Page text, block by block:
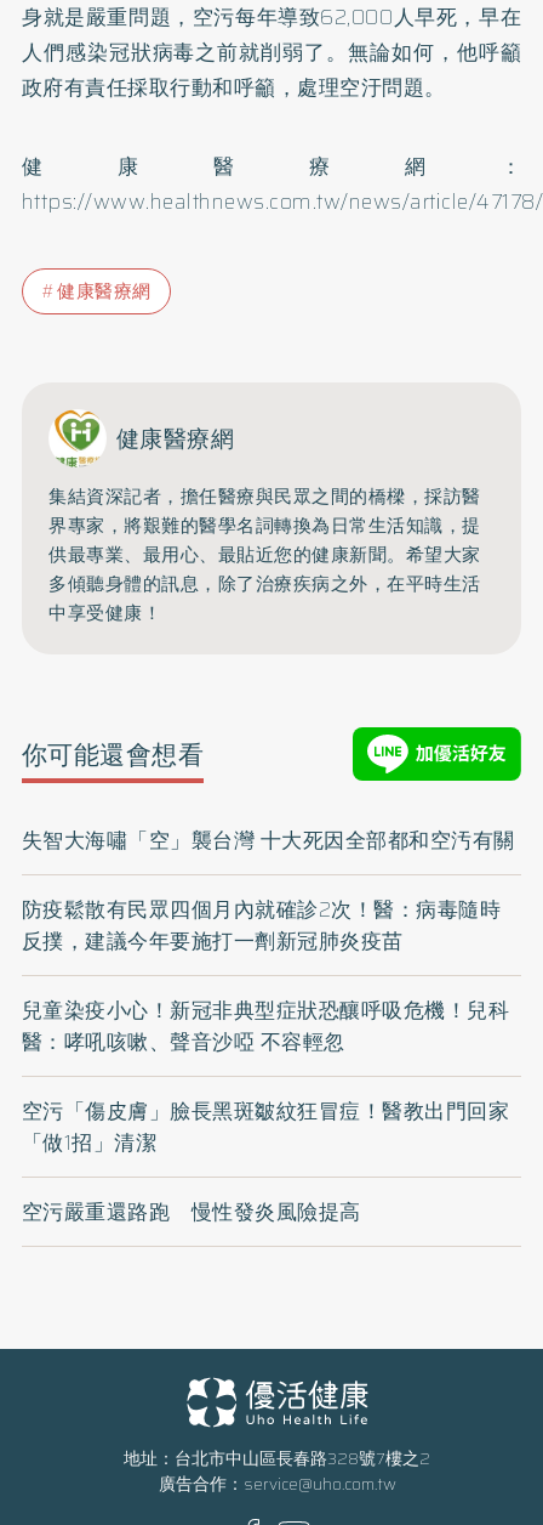
身就是嚴重問題，空污每年導致62,000人早死，早在
人們感染冠狀病毒之前就削弱了。無論如何，他呼籲
政府有責任採取行動和呼籲，處理空汙問題。
健康醫療網：
https://www.healthnews.com.tw/news/article/47178/
健康醫療網
健康醫療網
集結資深記者，擔任醫療與民眾之間的橋樑，採訪醫
界專家，將艱難的醫學名詞轉換為日常生活知識，提
供最專業、最用心、最貼近您的健康新聞。希望大家
多傾聽身體的訊息，除了治療疾病之外，在平時生活
中享受健康！
你可能還會想看
失智大海嘯「空」襲台灣 十大死因全部都和空汚有關
防疫鬆散有民眾四個月內就確診2次！醫：病毒隨時
反撲，建議今年要施打一劑新冠肺炎疫苗
兒童染疫小心！新冠非典型症狀恐釀呼吸危機！兒科
醫：哮吼咳嗽、聲音沙啞 不容輕忽
空污「傷皮膚」臉長黑斑皺紋狂冒痘！醫教出門回家
「做1招」清潔
空污嚴重還路跑 慢性發炎風險提高
地址：台北市中山區長春路328號7樓之2
廣告合作： service@uho.com.tw